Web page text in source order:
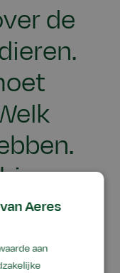
de
dat
is.”
Aeres
aan